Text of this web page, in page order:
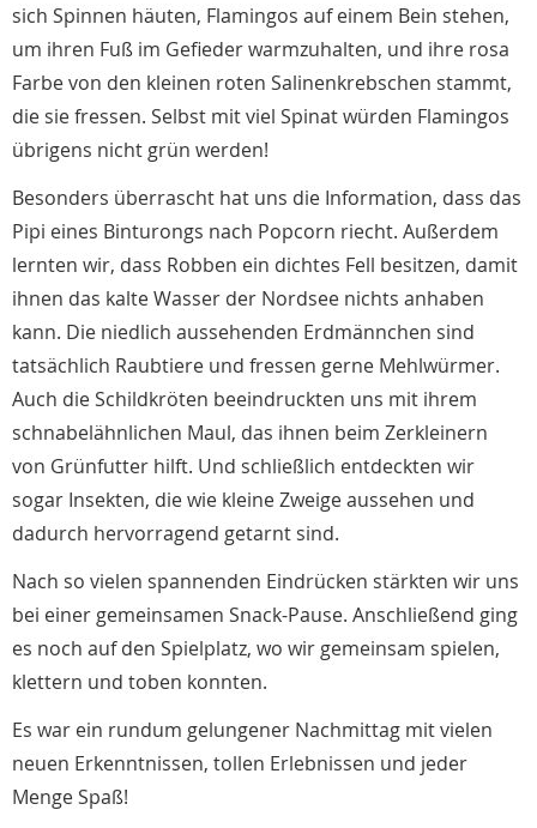
sich Spinnen häuten, Flamingos auf einem Bein stehen,
um ihren Fuß im Gefieder warmzuhalten, und ihre rosa
Farbe von den kleinen roten Salinenkrebschen stammt,
die sie fressen. Selbst mit viel Spinat würden Flamingos
übrigens nicht grün werden!
Besonders überrascht hat uns die Information, dass das
Pipi eines Binturongs nach Popcorn riecht. Außerdem
lernten wir, dass Robben ein dichtes Fell besitzen, damit
ihnen das kalte Wasser der Nordsee nichts anhaben
kann. Die niedlich aussehenden Erdmännchen sind
tatsächlich Raubtiere und fressen gerne Mehlwürmer.
Auch die Schildkröten beeindruckten uns mit ihrem
schnabelähnlichen Maul, das ihnen beim Zerkleinern
von Grünfutter hilft. Und schließlich entdeckten wir
sogar Insekten, die wie kleine Zweige aussehen und
dadurch hervorragend getarnt sind.
Nach so vielen spannenden Eindrücken stärkten wir uns
bei einer gemeinsamen Snack-Pause. Anschließend ging
es noch auf den Spielplatz, wo wir gemeinsam spielen,
klettern und toben konnten.
Es war ein rundum gelungener Nachmittag mit vielen
neuen Erkenntnissen, tollen Erlebnissen und jeder
Menge Spaß!